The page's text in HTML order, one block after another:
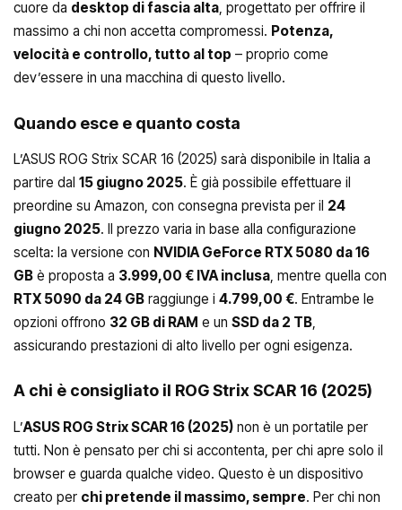
cuore da desktop di fascia alta, progettato per offrire il
massimo a chi non accetta compromessi. Potenza,
velocità e controllo, tutto al top – proprio come
dev’essere in una macchina di questo livello.
Quando esce e quanto costa
L’ASUS ROG Strix SCAR 16 (2025) sarà disponibile in Italia a
partire dal 15 giugno 2025. È già possibile effettuare il
preordine su Amazon, con consegna prevista per il 24
giugno 2025. Il prezzo varia in base alla configurazione
scelta: la versione con NVIDIA GeForce RTX 5080 da 16
GB è proposta a 3.999,00 € IVA inclusa, mentre quella con
RTX 5090 da 24 GB raggiunge i 4.799,00 €. Entrambe le
opzioni offrono 32 GB di RAM e un SSD da 2 TB,
assicurando prestazioni di alto livello per ogni esigenza.
A chi è consigliato il ROG Strix SCAR 16 (2025)
L’ASUS ROG Strix SCAR 16 (2025) non è un portatile per
tutti. Non è pensato per chi si accontenta, per chi apre solo il
browser e guarda qualche video. Questo è un dispositivo
creato per chi pretende il massimo, sempre. Per chi non